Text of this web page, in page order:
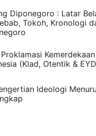
Diponegoro : Latar
Tokoh, Kronologi
(Klad, Otentik &
Ideologi